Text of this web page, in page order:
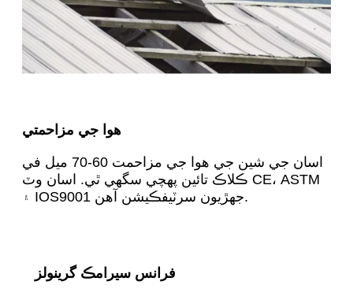
هوا جي مزاحمتي
اسان جي شين جي هوا جي مزاحمت 60-70 ميل في
ڪلاڪ تائين پهچي سگهي ٿي. اسان وٽ CE، ASTM
۽ IOS9001 جهڙيون سرٽيفڪيشن آهن.
فرانس سيرامڪ گرينولز